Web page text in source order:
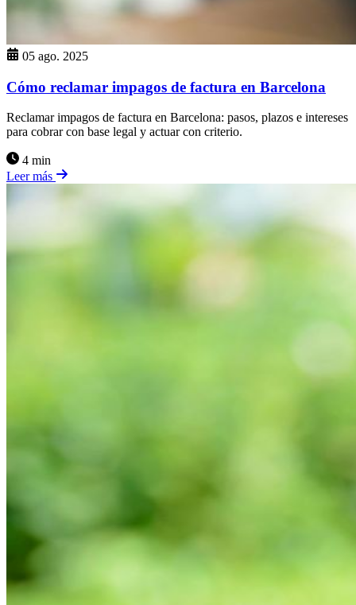
05 ago. 2025
Cómo reclamar impagos de factura en Barcelona
Reclamar impagos de factura en Barcelona: pasos, plazos e intereses
para cobrar con base legal y actuar con criterio.
4 min
Leer más